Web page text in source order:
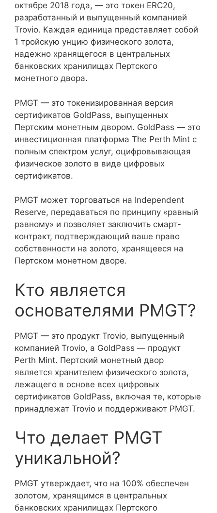
октябре 2018 года, — это токен ERC20,
разработанный и выпущенный компанией
Trovio. Каждая единица представляет собой
1 тройскую унцию физического золота,
надежно хранящегося в центральных
банковских хранилищах Пертского
монетного двора.
PMGT — это токенизированная версия
сертификатов GoldPass, выпущенных
Пертским монетным двором. GoldPass — это
инвестиционная платформа The Perth Mint с
полным спектром услуг, оцифровывающая
физическое золото в виде цифровых
сертификатов.
PMGT может торговаться на Independent
Reserve, передаваться по принципу «равный
равному» и позволяет заключить смарт-
контракт, подтверждающий ваше право
собственности на золото, хранящееся на
Пертском монетном дворе.
Кто является
основателями PMGT?
PMGT — это продукт Trovio, выпущенный
компанией Trovio, а GoldPass — продукт
Perth Mint. Пертский монетный двор
является хранителем физического золота,
лежащего в основе всех цифровых
сертификатов GoldPass, включая те, которые
принадлежат Trovio и поддерживают PMGT.
Что делает PMGT
уникальной?
PMGT утверждает, что на 100% обеспечен
золотом, хранящимся в центральных
банковских хранилищах Пертского